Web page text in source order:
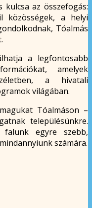
kulcsa az összefogás:
közösségek, a helyi
Tóalmás
a legfontosabb
amelyek
a hivatali
világában.
Tóalmáson –
településünkre.
egyre szebb,
számára.